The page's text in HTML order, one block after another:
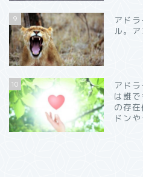
9
アド
ル。
10
アド
は誰
の存
ドン